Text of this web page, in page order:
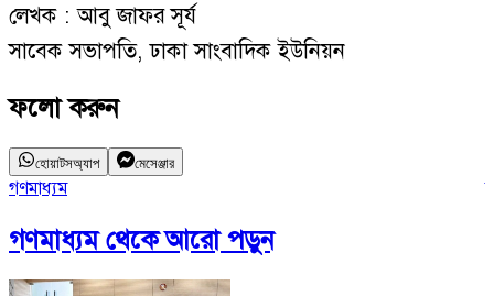
লেখক : আবু জাফর সূর্য
সাবেক সভাপতি, ঢাকা সাংবাদিক ইউনিয়ন
ফলো করুন
হোয়াটসঅ্যাপ মেসেঞ্জার
গণমাধ্যম
গণমাধ্যমথেকে আরো পড়ুন